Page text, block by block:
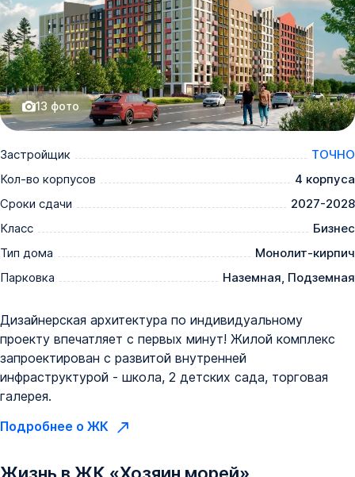
13 фото
Застройщик
ТОЧНО
Кол-во корпусов
4 корпуса
Сроки сдачи
2027-2028
Класс
Бизнес
Тип дома
Монолит-кирпич
Парковка
Наземная, Подземная
Дизайнерская архитектура по индивидуальному
проекту впечатляет с первых минут! Жилой комплекс
запроектирован с развитой внутренней
инфраструктурой - школа, 2 детских сада, торговая
галерея.
Подробнее о ЖК